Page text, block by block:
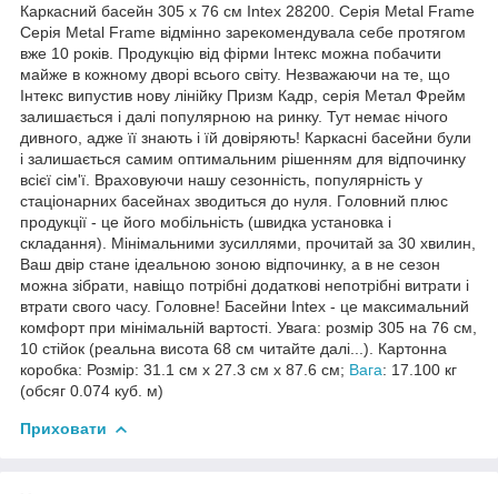
Каркасний басейн 305 x 76 см Іntex 28200. Серія Metal Frame
Серія Metal Frame відмінно зарекомендувала себе протягом
вже 10 років. Продукцію від фірми Інтекс можна побачити
майже в кожному дворі всього світу. Незважаючи на те, що
Інтекс випустив нову лінійку Призм Кадр, серія Метал Фрейм
залишається і далі популярною на ринку. Тут немає нічого
дивного, адже її знають і їй довіряють! Каркасні басейни були
і залишається самим оптимальним рішенням для відпочинку
всієї сім'ї. Враховуючи нашу сезонність, популярність у
стаціонарних басейнах зводиться до нуля. Головний плюс
продукції - це його мобільність (швидка установка і
складання). Мінімальними зусиллями, прочитай за 30 хвилин,
Ваш двір стане ідеальною зоною відпочинку, а в не сезон
можна зібрати, навіщо потрібні додаткові непотрібні витрати і
втрати свого часу. Головне! Басейни Intex - це максимальний
комфорт при мінімальній вартості. Увага: розмір 305 на 76 см,
10 стійок (реальна висота 68 см читайте далі...). Картонна
коробка: Розмір: 31.1 см х 27.3 см х 87.6 см; Вага: 17.100 кг
(обсяг 0.074 куб. м)
Приховати